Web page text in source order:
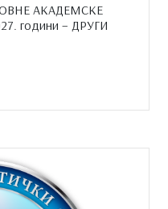
АКАДЕМСКЕ
години – ДРУГИ